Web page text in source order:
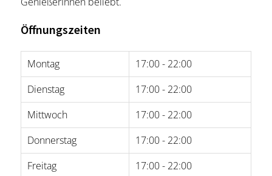
Öffnungszeiten
Montag
17:00 - 22:00
Dienstag
17:00 - 22:00
Mittwoch
17:00 - 22:00
Donnerstag
17:00 - 22:00
Freitag
17:00 - 22:00